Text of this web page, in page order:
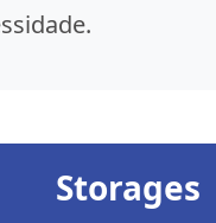
Storages